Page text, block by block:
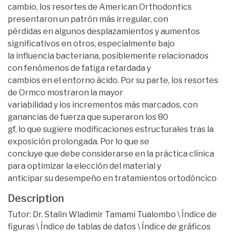
cambio, los resortes de American Orthodontics
presentaron un patrón más irregular, con
pérdidas en algunos desplazamientos y aumentos
significativos en otros, especialmente bajo
la influencia bacteriana, posiblemente relacionados
con fenómenos de fatiga retardada y
cambios en el entorno ácido. Por su parte, los resortes
de Ormco mostraron la mayor
variabilidad y los incrementos más marcados, con
ganancias de fuerza que superaron los 80
gf, lo que sugiere modificaciones estructurales tras la
exposición prolongada. Por lo que se
concluye que debe considerarse en la práctica clínica
para optimizar la elección del material y
anticipar su desempeño en tratamientos ortodóncico
Description
Tutor: Dr. Stalin Wladimir Tamami Tualombo \ Índice de
figuras \ Índice de tablas de datos \ Índice de gráficos